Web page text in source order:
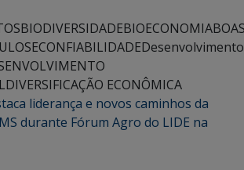
BIODIVERSIDADEBIOECONOMIA
CONFIABILIDADEDesenvolvimento
DIVERSIFICAÇÃO ECONÔMICA
liderança e novos caminhos da
durante Fórum Agro do LIDE na